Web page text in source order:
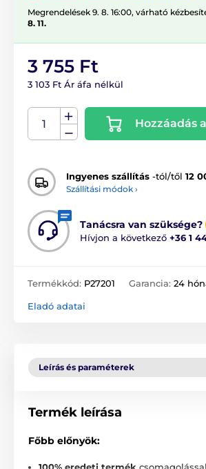
Megrendelések 9. 8. 16:00, várható
8. 11.
3 755 Ft
3 103 Ft Ár áfa nélkül
Hozzáadás
Ingyenes szállítás -tól/től 12
Szállítási módok ›
Tanácsra van szüksége?
Hívjon a következő +36 1
Termékkód: P27201 Garancia: 24
Eladó adatai
Leírás és paraméterek
Termék leírása
Főbb előnyök: